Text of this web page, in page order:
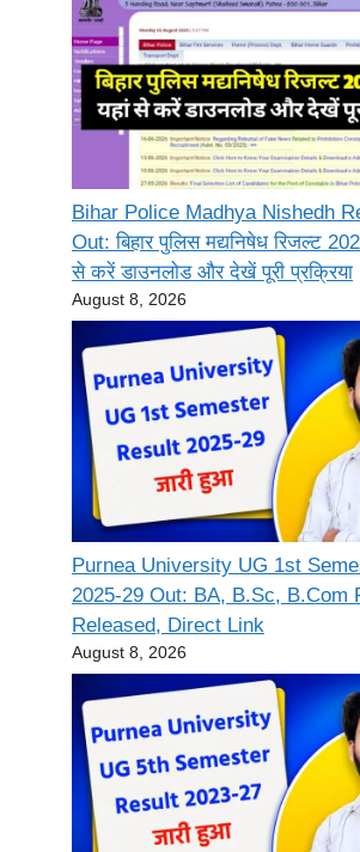
Bihar Police Madhya Nishedh
Out: बिहार पुलिस मद्यनिषेध रिजल्ट
से करें डाउनलोड और देखें पूरी प्रक्रिया
August 8, 2026
Purnea University UG 1st
2025-29 Out: BA, B.Sc, B.Com
Released, Direct Link
August 8, 2026